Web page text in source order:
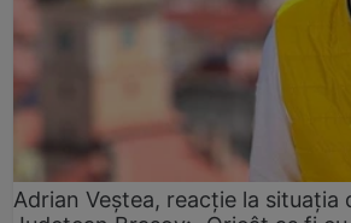
Adrian Veștea, reacție la situația